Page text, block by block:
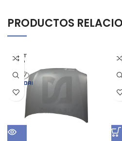
PRODUCTOS
AGOT
ADO